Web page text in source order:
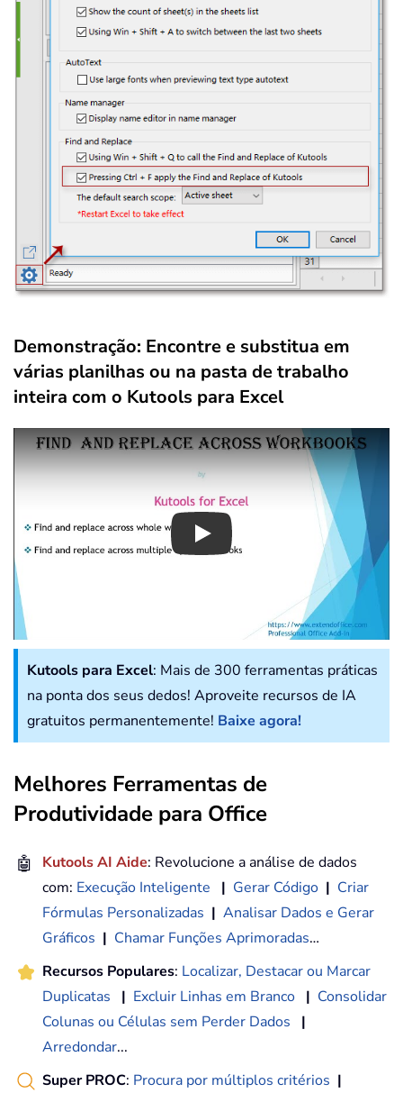
Demonstração: Encontre e substitua em
várias planilhas ou na pasta de trabalho
inteira com o Kutools para Excel
Play
Kutools para Excel: Mais de 300 ferramentas práticas
na ponta dos seus dedos! Aproveite recursos de IA
gratuitos permanentemente! Baixe agora!
Melhores Ferramentas de
Produtividade para Office
🤖 Kutools AI Aide: Revolucione a análise de dados
com: Execução Inteligente | Gerar Código | Criar
Fórmulas Personalizadas | Analisar Dados e Gerar
Gráficos | Chamar Funções Aprimoradas…
Recursos Populares: Localizar, Destacar ou Marcar
Duplicatas
| Excluir Linhas em Branco | Consolidar
Colunas ou Células sem Perder Dados
|
Arredondar...
Super PROC: Procura por múltiplos critérios |